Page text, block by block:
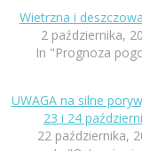
Wietrzna i
2 października,
In "Prognoza
UWAGA na silne
23 i 24
22 października,